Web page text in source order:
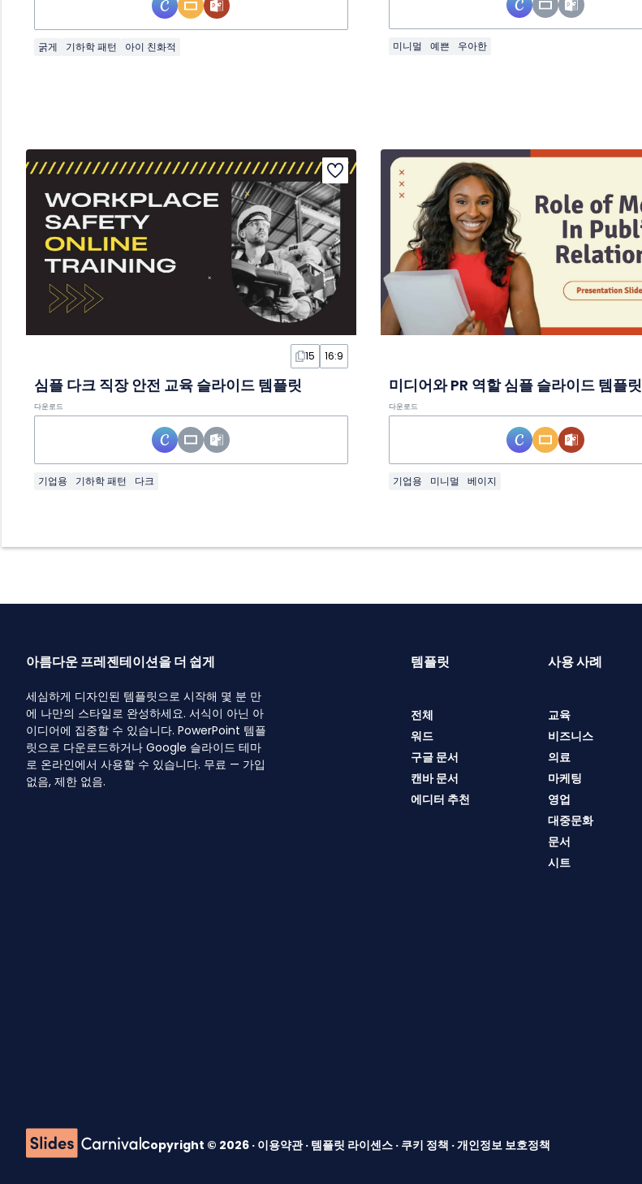
굵게 기하학 패턴 아이 친화적 미니멀 예쁜 우아한
15 16:9
심플 다크 직장 안전 교육 슬라이드 템플릿
다운로드
기업용 기하학 패턴 다크
미디어와 PR 역할 심플 슬라이드 템플릿
다운로드
기업용 미니멀 베이지
아름다운 프레젠테이션을 더 쉽게
세심하게 디자인된 템플릿으로 시작해 몇 분 만
에 나만의 스타일로 완성하세요. 서식이 아닌 아
이디어에 집중할 수 있습니다. PowerPoint 템플
릿으로 다운로드하거나 Google 슬라이드 테마
로 온라인에서 사용할 수 있습니다. 무료 — 가입
없음, 제한 없음.
템플릿
전체
워드
구글 문서
캔바 문서
에디터 추천
사용 사례
교육
비즈니스
의료
마케팅
영업
대중문화
문서
시트
Copyright © 2026 · 이용약관· 템플릿 라이센스 · 쿠키 정책 ·개인정보 보호정책